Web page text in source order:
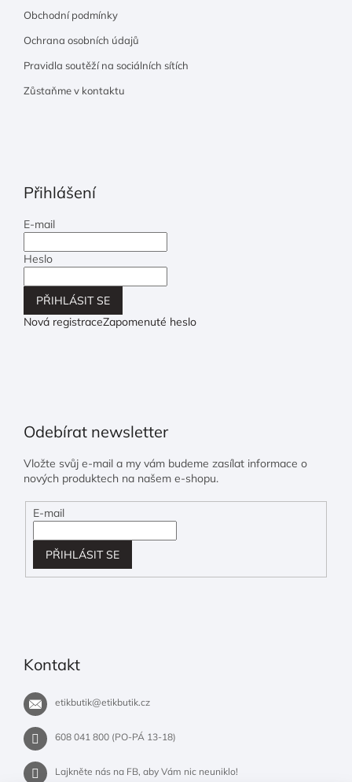
Obchodní podmínky
Ochrana osobních údajů
Pravidla soutěží na sociálních sítích
Zůstaňme v kontaktu
Přihlášení
E-mail
Heslo
PŘIHLÁSIT SE
Nová registraceZapomenuté heslo
Odebírat newsletter
Vložte svůj e-mail a my vám budeme zasílat informace o
nových produktech na našem e-shopu.
E-mail
PŘIHLÁSIT SE
Kontakt
etikbutik@etikbutik.cz
608 041 800 (PO-PÁ 13-18)
Lajkněte nás na FB, aby Vám nic neuniklo!